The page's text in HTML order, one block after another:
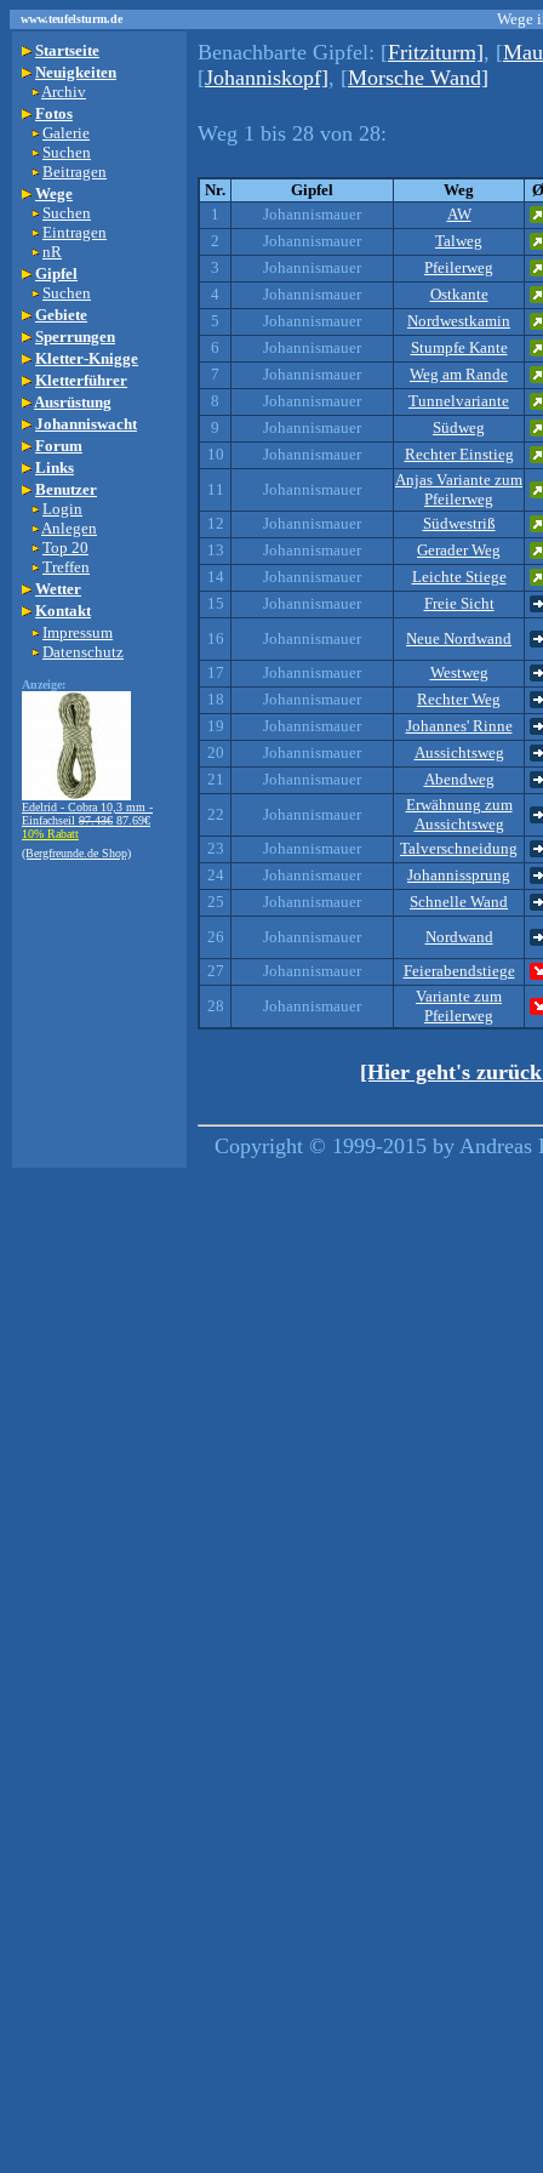
www.teufelsturm.de
Wege
Startseite
Neuigkeiten
Archiv
Fotos
Galerie
Suchen
Beitragen
Wege
Suchen
Eintragen
nR
Gipfel
Suchen
Gebiete
Sperrungen
Kletter-Knigge
Kletterführer
Ausrüstung
Johanniswacht
Forum
Links
Benutzer
Login
Anlegen
Top 20
Treffen
Wetter
Kontakt
Impressum
Datenschutz
Anzeige:
Edelrid - Cobra 10,3 mm -
Einfachseil 97.43€ 87.69€
10% Rabatt
(Bergfreunde.de Shop)
Benachbarte Gipfel: [Fritziturm], [
[Johanniskopf], [Morsche Wand]
Weg 1 bis 28 von 28:
Nr. Gipfel Weg
Ø
1
Johannismauer
AW
2
Johannismauer
Talweg
3
Johannismauer
Pfeilerweg
4
Johannismauer
Ostkante
5
Johannismauer
Nordwestkamin
6
Johannismauer
Stumpfe Kante
7
Johannismauer
Weg am Rande
8
Johannismauer
Tunnelvariante
9
Johannismauer
Südweg
10
Johannismauer
Rechter Einstieg
11
Johannismauer
Anjas Variante zum
Pfeilerweg
12
Johannismauer
Südwestriß
13
Johannismauer
Gerader Weg
14
Johannismauer
Leichte Stiege
15
Johannismauer
Freie Sicht
16
Johannismauer
Neue Nordwand
17
Johannismauer
Westweg
18
Johannismauer
Rechter Weg
19
Johannismauer
Johannes' Rinne
20
Johannismauer
Aussichtsweg
21
Johannismauer
Abendweg
22
Johannismauer
Erwähnung zum
Aussichtsweg
23
Johannismauer
Talverschneidung
24
Johannismauer
Johannissprung
25
Johannismauer
Schnelle Wand
26
Johannismauer
Nordwand
27
Johannismauer
Feierabendstiege
28
Johannismauer
Variante zum
Pfeilerweg
[Hier geht's
Copyright © 1999-2015 by Andreas